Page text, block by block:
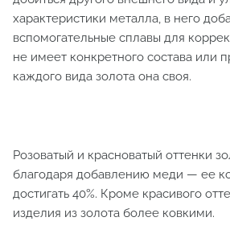
характеристики металла, в него
вспомогательные сплавы для
не имеет конкретного состава или
каждого вида золота она своя.
Розоватый и красноватый оттенки
благодаря добавлению меди — ее
достигать 40%. Кроме красивого
изделия из золота более ковкими.